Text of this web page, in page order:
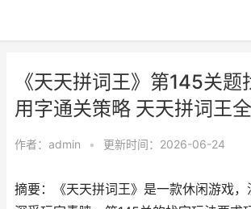
《天天拼词王》第145关题
用字通关策略 天天拼词王
作者： admin • 更新时间：2026-06-24
摘要：《天天拼词王》是一款休闲游戏